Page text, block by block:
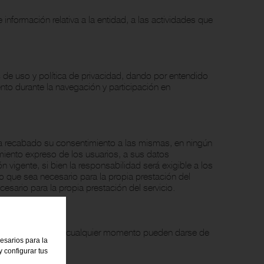
relativa a la entidad, a las actividades que
uso y política de privacidad, dando por entendido
durante la navegación y participación en
su consentimiento a las mismas, en ningún
expreso de los usuarios, a sus datos
vigente, si bien la responsabilidad será exigible a los
sea necesario para la propia prestación del
para la propia prestación del servicio.
. En cualquier momento pueden darse de
para la
configurar tus